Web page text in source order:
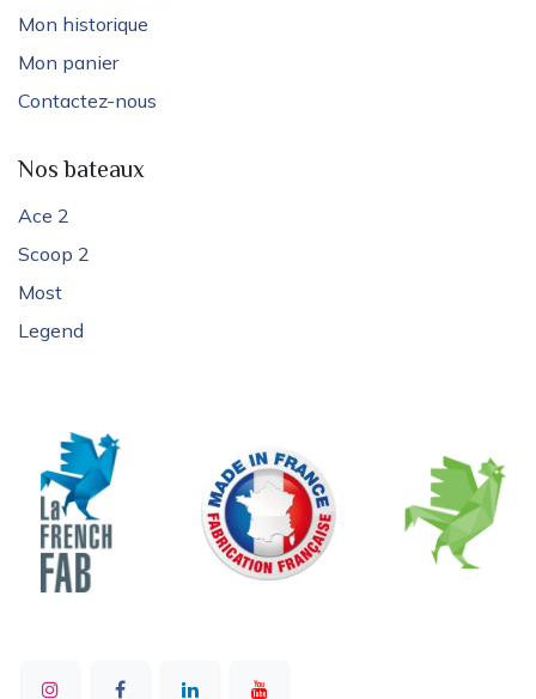
Mon historique
Mon panier
Contactez-nous
Nos bateaux
Ace 2
Scoop 2
Most
Legend